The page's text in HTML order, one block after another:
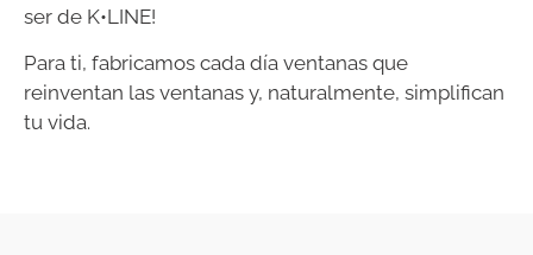
ser de K•LINE!
Para ti, fabricamos cada día ventanas que
reinventan las ventanas y, naturalmente, simplifican
tu vida.